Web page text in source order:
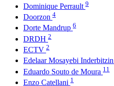
Dominique Perrault 9
Doorzon 4
Dorte Mandrup 6
DRDH 2
ECTV 2
Edelaar Mosayebi Inderbitzin
Eduardo Souto de Moura 11
Enzo Catellani 1